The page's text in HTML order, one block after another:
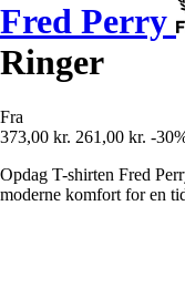
Fred Perry
Ringer
Fra
373,00 kr. 261,00 kr. -
Opdag T-shirten Fred
moderne komfort for en